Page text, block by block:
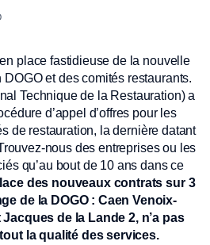
fenêtre)fenêtre)
(nouvelle fenêtre)
(nouvelle fenêtre)
place fastidieuse de la nouvelle
et des comités restaurants.
Technique de la Restauration) a
d’appel d’offres pour les
de restauration, la dernière datant
nous des entreprises ou les
qu’au bout de 10 ans dans ce
des nouveaux contrats sur 3
de la DOGO : Caen Venoix-
de la Lande 2, n’a pas
la qualité des services.